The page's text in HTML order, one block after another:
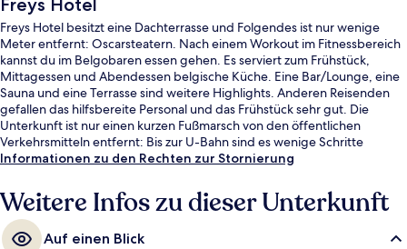
Freys Hotel
Freys Hotel besitzt eine Dachterrasse und Folgendes ist nur wenige
Meter entfernt: Oscarsteatern. Nach einem Workout im Fitnessbereich
kannst du im Belgobaren essen gehen. Es serviert zum Frühstück,
Mittagessen und Abendessen belgische Küche. Eine Bar/Lounge, eine
Sauna und eine Terrasse sind weitere Highlights. Anderen Reisenden
gefallen das hilfsbereite Personal und das Frühstück sehr gut. Die
Unterkunft ist nur einen kurzen Fußmarsch von den öffentlichen
Verkehrsmitteln entfernt: Bis zur U-Bahn sind es wenige Schritte
(Zentrale Umsteigestelle T-Centralen) bzw. 6 Minuten (T-Bahn-Station
Informationen zu den Rechten zur Stornierung
Weitere Infos zu dieser Unterkunft
Auf einen Blick